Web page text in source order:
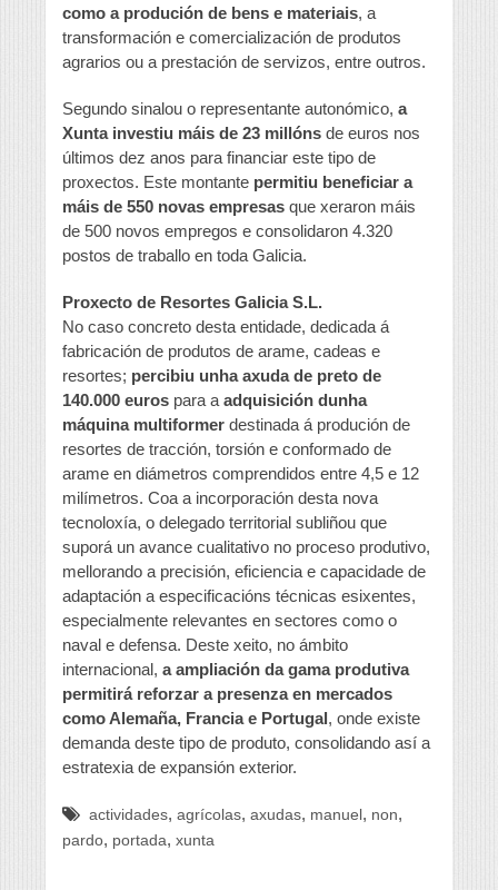
como a produción de bens e materiais, a
transformación e comercialización de produtos
agrarios ou a prestación de servizos, entre outros.
Segundo sinalou o representante autonómico, a
Xunta investiu máis de 23 millóns de euros nos
últimos dez anos para financiar este tipo de
proxectos. Este montante permitiu beneficiar a
máis de 550 novas empresas que xeraron máis
de 500 novos empregos e consolidaron 4.320
postos de traballo en toda Galicia.
Proxecto de Resortes Galicia S.L.
No caso concreto desta entidade, dedicada á
fabricación de produtos de arame, cadeas e
resortes; percibiu unha axuda de preto de
140.000 euros para a adquisición dunha
máquina multiformer destinada á produción de
resortes de tracción, torsión e conformado de
arame en diámetros comprendidos entre 4,5 e 12
milímetros. Coa a incorporación desta nova
tecnoloxía, o delegado territorial subliñou que
suporá un avance cualitativo no proceso produtivo,
mellorando a precisión, eficiencia e capacidade de
adaptación a especificacións técnicas esixentes,
especialmente relevantes en sectores como o
naval e defensa. Deste xeito, no ámbito
internacional, a ampliación da gama produtiva
permitirá reforzar a presenza en mercados
como Alemaña, Francia e Portugal, onde existe
demanda deste tipo de produto, consolidando así a
estratexia de expansión exterior.
actividades, agrícolas, axudas, manuel , non,
pardo, portada, xunta